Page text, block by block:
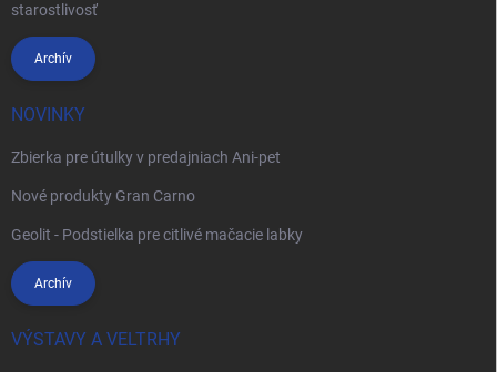
starostlivosť
Archív
NOVINKY
Zbierka pre útulky v predajniach Ani-pet
Nové produkty Gran Carno
Geolit - Podstielka pre citlivé mačacie labky
Archív
VÝSTAVY A VELTRHY